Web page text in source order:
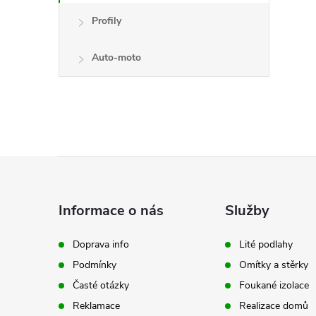
Profily
Auto-moto
Informace o nás
Doprava info
Podmínky
Časté otázky
Reklamace
Služby
Lité podlahy
Omítky a stěrky
Foukané izolace
Realizace domů